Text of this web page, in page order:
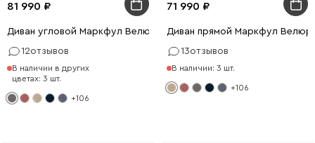
81 990
Диван угловой Маркфул Велюр Серый
12отзывов
В наличии в других
цветах: 3 шт.
+106
71 990
Диван прямой Маркфул Велюр
13отзывов
В наличии: 3 шт.
+106